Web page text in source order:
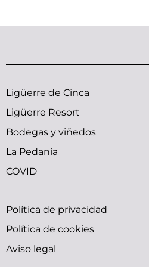
Ligüerre de Cinca
Ligüerre Resort
Bodegas y viñedos
La Pedanía
COVID
bfxxx
x
ymlporn
small
tits
pornolienx.com
trap
doujin
moe
indian
gilma
hardcore-
sunny
leone
sexy
Política de privacidad
Política de cookies
Aviso legal